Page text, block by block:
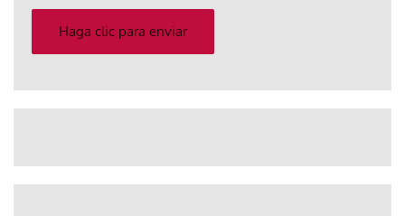
electrónico
Haga clic para enviar